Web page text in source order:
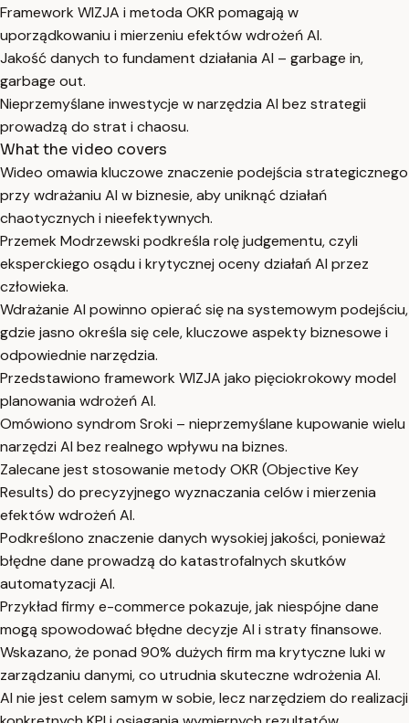
Framework WIZJA i metoda OKR pomagają w
uporządkowaniu i mierzeniu efektów wdrożeń AI.
Jakość danych to fundament działania AI – garbage in,
garbage out.
Nieprzemyślane inwestycje w narzędzia AI bez strategii
prowadzą do strat i chaosu.
What the video covers
Wideo omawia kluczowe znaczenie podejścia strategicznego
przy wdrażaniu AI w biznesie, aby uniknąć działań
chaotycznych i nieefektywnych.
Przemek Modrzewski podkreśla rolę judgementu, czyli
eksperckiego osądu i krytycznej oceny działań AI przez
człowieka.
Wdrażanie AI powinno opierać się na systemowym podejściu,
gdzie jasno określa się cele, kluczowe aspekty biznesowe i
odpowiednie narzędzia.
Przedstawiono framework WIZJA jako pięciokrokowy model
planowania wdrożeń AI.
Omówiono syndrom Sroki – nieprzemyślane kupowanie wielu
narzędzi AI bez realnego wpływu na biznes.
Zalecane jest stosowanie metody OKR (Objective Key
Results) do precyzyjnego wyznaczania celów i mierzenia
efektów wdrożeń AI.
Podkreślono znaczenie danych wysokiej jakości, ponieważ
błędne dane prowadzą do katastrofalnych skutków
automatyzacji AI.
Przykład firmy e-commerce pokazuje, jak niespójne dane
mogą spowodować błędne decyzje AI i straty finansowe.
Wskazano, że ponad 90% dużych firm ma krytyczne luki w
zarządzaniu danymi, co utrudnia skuteczne wdrożenia AI.
AI nie jest celem samym w sobie, lecz narzędziem do realizacji